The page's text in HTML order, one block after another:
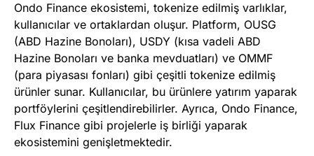
Ondo Finance ekosistemi, tokenize edilmiş varlıklar,
kullanıcılar ve ortaklardan oluşur. Platform, OUSG
(ABD Hazine Bonoları), USDY (kısa vadeli ABD
Hazine Bonoları ve banka mevduatları) ve OMMF
(para piyasası fonları) gibi çeşitli tokenize edilmiş
ürünler sunar. Kullanıcılar, bu ürünlere yatırım yaparak
portföylerini çeşitlendirebilirler. Ayrıca, Ondo Finance,
Flux Finance gibi projelerle iş birliği yaparak
ekosistemini genişletmektedir.